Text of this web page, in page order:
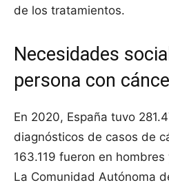
de los tratamientos.
Necesidades
persona con
En 2020, España tuvo
diagnósticos de casos de
163.119 fueron en
La Comunidad Autónoma